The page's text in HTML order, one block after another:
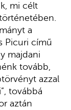
mi célt
a
Picuri című
majdani
tovább,
azzal
továbbá
aztán